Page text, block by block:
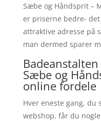
Sæbe og Håndsprit –
er priserne bedre-
attraktive adresse på
man dermed sparer
Sæbe og
online fordele
Hver eneste gang, du
webshop, får du